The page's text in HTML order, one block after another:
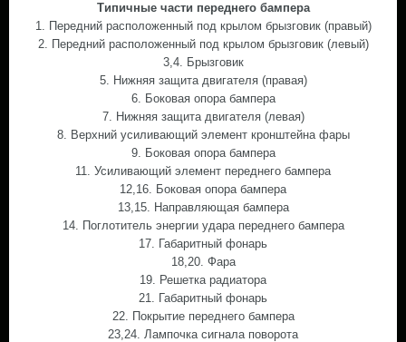
Типичные части переднего бампера
1. Передний расположенный под крылом брызговик (правый)
2. Передний расположенный под крылом брызговик (левый)
3,4. Брызговик
5. Нижняя защита двигателя (правая)
6. Боковая опора бампера
7. Нижняя защита двигателя (левая)
8. Верхний усиливающий элемент кронштейна фары
9. Боковая опора бампера
11. Усиливающий элемент переднего бампера
12,16. Боковая опора бампера
13,15. Направляющая бампера
14. Поглотитель энергии удара переднего бампера
17. Габаритный фонарь
18,20. Фара
19. Решетка радиатора
21. Габаритный фонарь
22. Покрытие переднего бампера
23,24. Лампочка сигнала поворота